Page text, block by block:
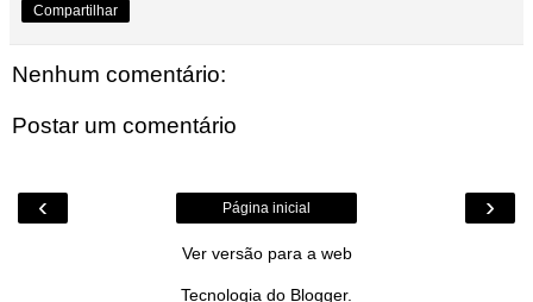
Compartilhar
Nenhum comentário:
Postar um comentário
‹ ›
Página inicial
Ver versão para a web
Tecnologia do Blogger.